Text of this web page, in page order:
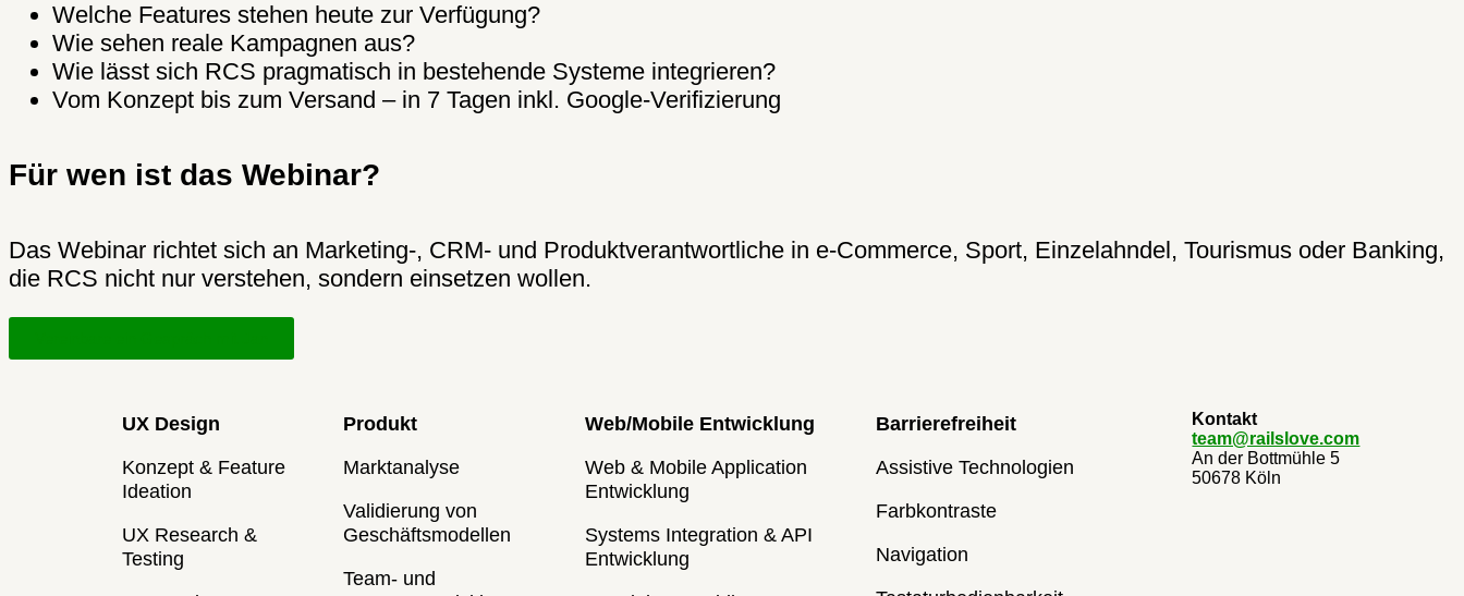
Welche Features stehen heute zur Verfügung?
Wie sehen reale Kampagnen aus?
Wie lässt sich RCS pragmatisch in bestehende Systeme integrieren?
Vom Konzept bis zum Versand – in 7 Tagen inkl. Google-Verifizierung
Für wen ist das Webinar?
Das Webinar richtet sich an Marketing-, CRM- und Produktverantwortliche in e-Commerce, Sport, Einzelahndel, Tourismus oder Banking,
die RCS nicht nur verstehen, sondern einsetzen wollen.
UX Design
Konzept & Feature
Ideation
UX Research &
Testing
Produkt
Marktanalyse
Validierung von
Geschäftsmodellen
Team- und
Web/Mobile Entwicklung
Web & Mobile Application
Entwicklung
Systems Integration & API
Entwicklung
Barrierefreiheit
Assistive Technologien
Farbkontraste
Navigation
Kontakt
team@railslove.com
An der Bottmühle 5
50678 Köln